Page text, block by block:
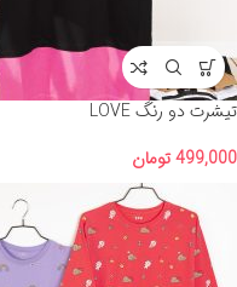
تیشرت دو رنگ LOVE
499,000تومان